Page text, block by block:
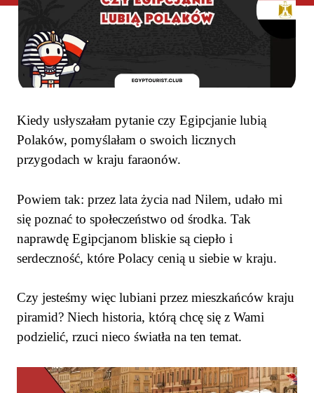
Kiedy usłyszałam pytanie czy Egipcjanie lubią
Polaków, pomyślałam o swoich licznych
przygodach w kraju faraonów.
Powiem tak: przez lata życia nad Nilem, udało mi
się poznać to społeczeństwo od środka. Tak
naprawdę Egipcjanom bliskie są ciepło i
serdeczność, które Polacy cenią u siebie w kraju.
Czy jesteśmy więc lubiani przez mieszkańców kraju
piramid? Niech historia, którą chcę się z Wami
podzielić, rzuci nieco światła na ten temat.